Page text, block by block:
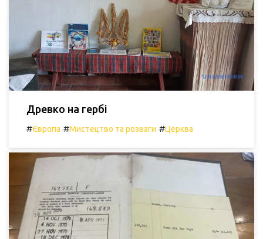
Древко на гербі
#Європа #Мистецтво та розваги #Церква